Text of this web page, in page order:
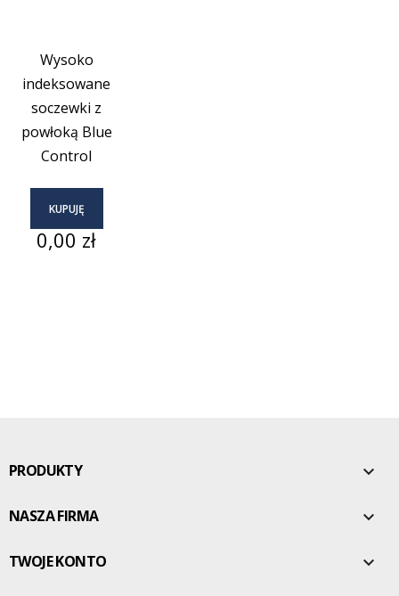
Wysoko
indeksowane
soczewki z
powłoką Blue
Control
KUPUJĘ
Cena
0,00 zł
PRODUKTY 
NASZA FIRMA 
TWOJE KONTO 